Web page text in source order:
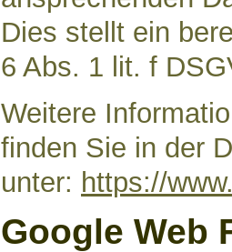
Dies stellt ein
6 Abs. 1 lit. f
Weitere
finden Sie in der
unter: https://
Google Web